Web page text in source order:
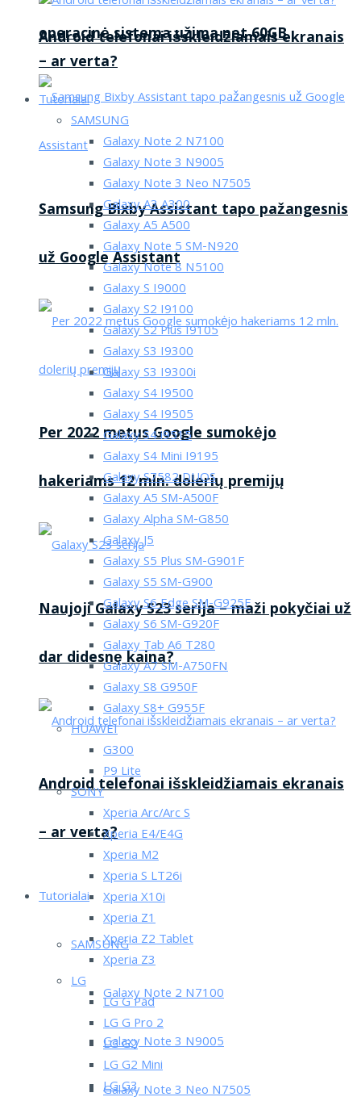
operacinė sistema užima net 60GB
Samsung Bixby Assistant tapo pažangesnis
už Google Assistant
Per 2022 metus Google sumokėjo
hakeriams 12 mln. dolerių premijų
Naujoji Galaxy S23 serija – maži pokyčiai už
dar didesnę kaina?
Android telefonai išskleidžiamais ekranais
– ar verta?
Tutorialai
SAMSUNG
Galaxy Note 2 N7100
Galaxy Note 3 N9005
Galaxy Note 3 Neo N7505
Android telefonai išskleidžiamais ekranais
– ar verta?
Tutorialai
SAMSUNG
Galaxy Note 2 N7100
Galaxy Note 3 N9005
Galaxy Note 3 Neo N7505
Galaxy A3 A300
Galaxy A5 A500
Galaxy Note 5 SM-N920
Galaxy Note 8 N5100
Galaxy S I9000
Galaxy S2 I9100
Galaxy S2 Plus I9105
Galaxy S3 I9300
Galaxy S3 I9300i
Galaxy S4 I9500
Galaxy S4 I9505
Galaxy S4 i9515
Galaxy S4 Mini I9195
Galaxy S7582 DUOS
Galaxy A5 SM-A500F
Galaxy Alpha SM-G850
Galaxy J5
Galaxy S5 Plus SM-G901F
Galaxy S5 SM-G900
Galaxy S6 Edge SM-G925F
Galaxy S6 SM-G920F
Galaxy Tab A6 T280
Galaxy A7 SM-A750FN
Galaxy S8 G950F
Galaxy S8+ G955F
HUAWEI
G300
P9 Lite
SONY
Xperia Arc/Arc S
Xperia E4/E4G
Xperia M2
Xperia S LT26i
Xperia X10i
Xperia Z1
Xperia Z2 Tablet
Xperia Z3
LG
LG G Pad
LG G Pro 2
LG G2
LG G2 Mini
LG G3